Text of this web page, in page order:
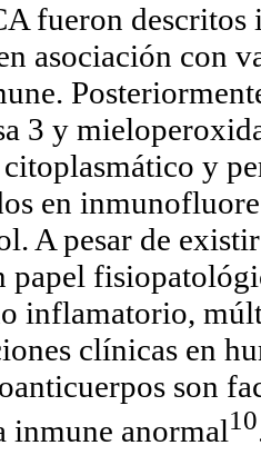
fueron descritos
asociación con
3 y
y
en
A pesar de
papel
inflamatorio,
clínicas en
son
inmune anormal10